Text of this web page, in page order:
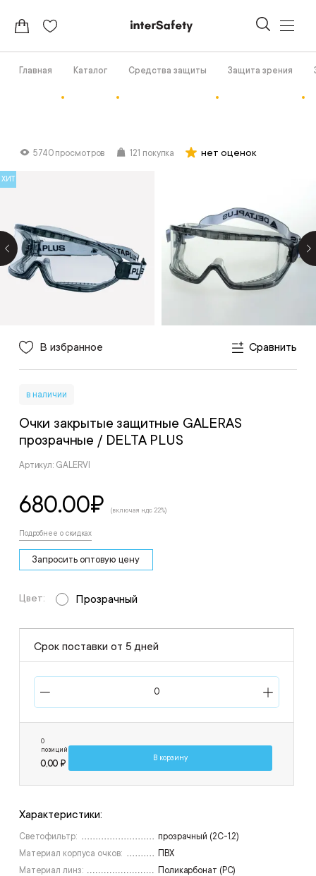
Главная Каталог Средства защиты Защита зрения
5740 просмотров 121 покупка нет оценок
ХИТ
В избранное Сравнить
в наличии
Очки закрытые защитные GALERAS
прозрачные / DELTA PLUS
Артикул: GALERVI
680.00₽ (включая ндс 22%)
Подробнее о скидках
Запросить оптовую цену
Цвет: Прозрачный
Срок поставки от 5 дней
0
позиций
0,00 ₽
В корзину
Характеристики:
Светофильтр:
прозрачный (2С-1,2)
Материал корпуса очков:
ПВХ
Материал линз:
Поликарбонат (РС)